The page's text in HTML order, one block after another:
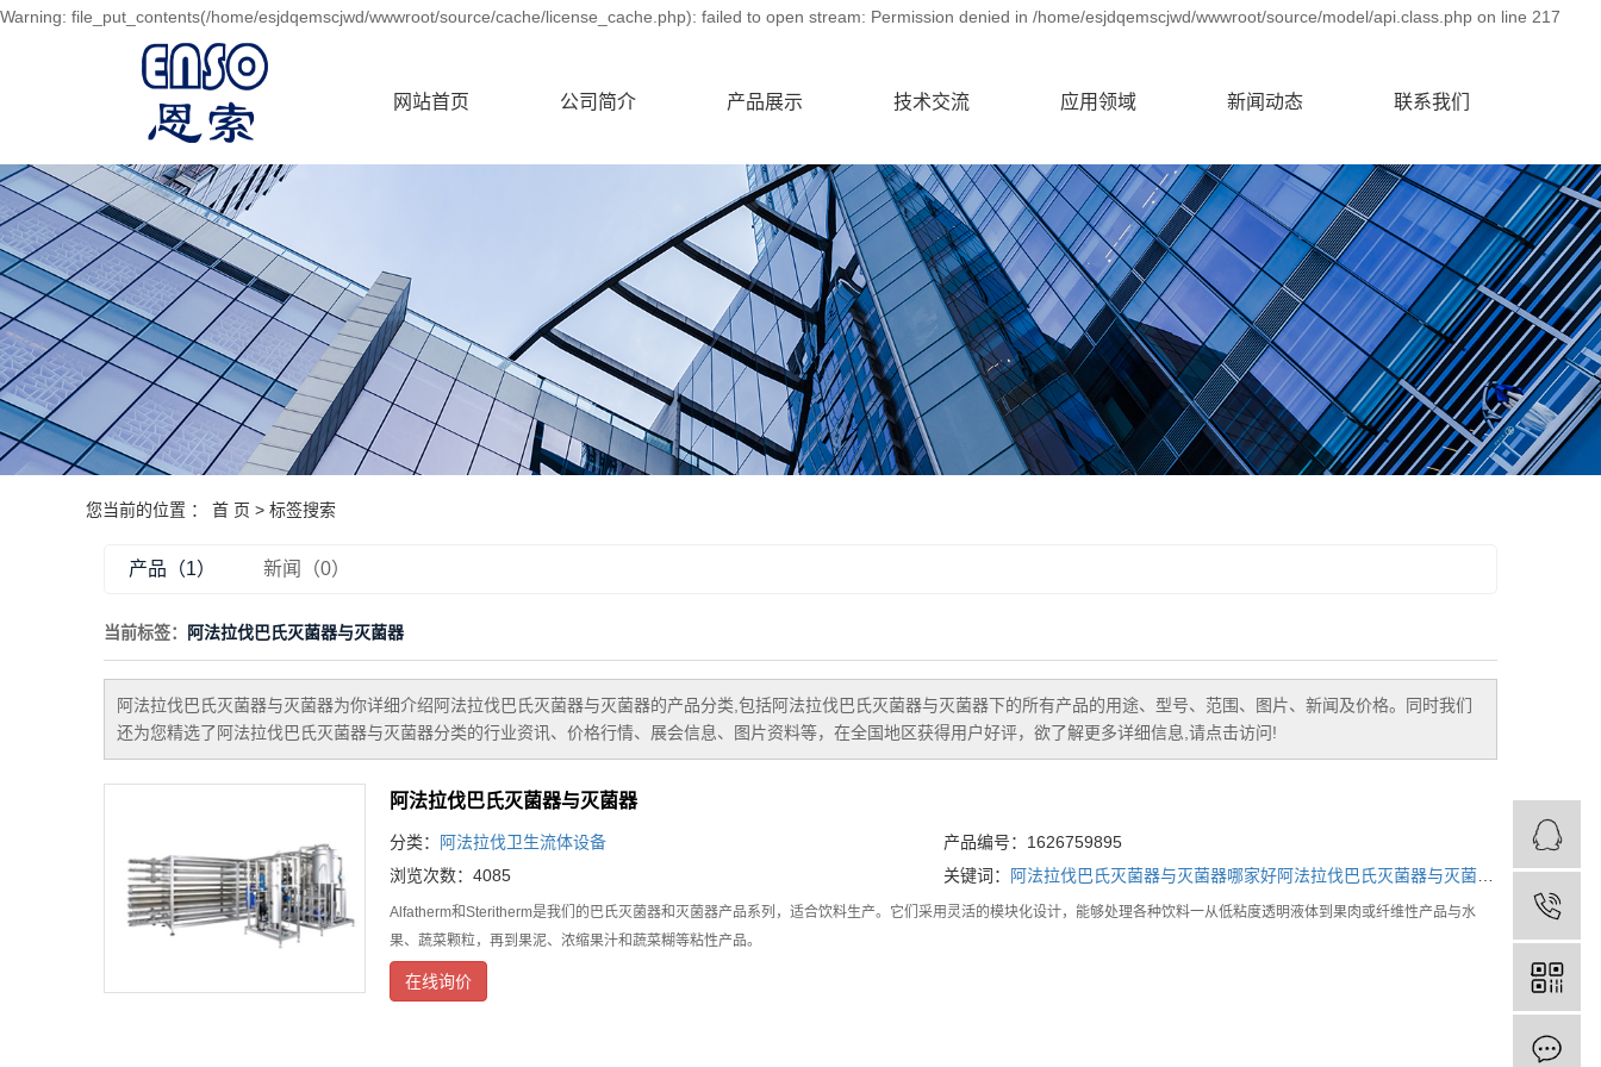
Warning: file_put_contents(/home/esjdqemscjwd/wwwroot/source/cache/license_cache.php): failed to open stream: Permission denied in /home/esjdqemscjwd/wwwroot/source/model/api.class.php on line 217
网站首页 公司简介 产品展示 技术交流 应用领域 新闻动态 联系我们
您当前的位置 ： 首 页 > 标签搜索
产品（1） 新闻（0）
当前标签： 阿法拉伐巴氏灭菌器与灭菌器
阿法拉伐巴氏灭菌器与灭菌器为你详细介绍阿法拉伐巴氏灭菌器与灭菌器的产品分类,包括阿法拉伐巴氏灭菌器与灭菌器下的所有产品的用途、型号、范围、图片、新闻及价格。同时我们
还为您精选了 阿法拉伐巴氏灭菌器与灭菌器分类的行业资讯、价格行情、展会信息、图片资料等，在全国地区获得用户好评，欲了解更多详细信息,请点击访问!
阿法拉伐巴氏灭菌器与灭菌器
分类： 阿法拉伐卫生流体设备
产品编号：1626759895
浏览次数：4085
关键词： 阿法拉伐巴氏灭菌器与灭菌器哪家好阿法拉伐巴氏灭菌器与灭菌器 阿法拉伐巴
Alfatherm和Steritherm是我们的巴氏灭菌器和灭菌器产品系列，适合饮料生产。它们采用灵活的模块化设计，能够处理各种饮料一从低粘度透明液体到果肉或纤维性产品与水
果、蔬菜颗粒，再到果泥、浓缩果汁和蔬菜糊等粘性产品。
在线询价